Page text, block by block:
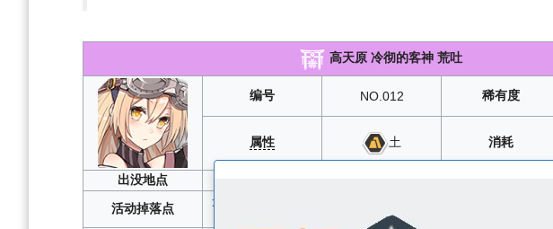
高天原 冷彻的客神 荒吐
编号 NO.012 稀有度
属性 土 消耗
出没地点
活动掉落点
光沉月夜樱绽日和
3-8/3-9